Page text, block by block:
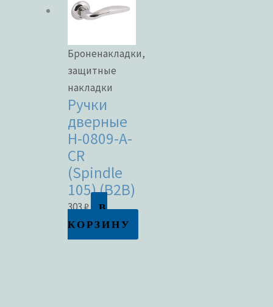
Броненакладки,
защитные
накладки
Ручки
дверные
H-0809-A-
CR
(Spindle
105) (B2B)
303₽
В
КОРЗИНУ